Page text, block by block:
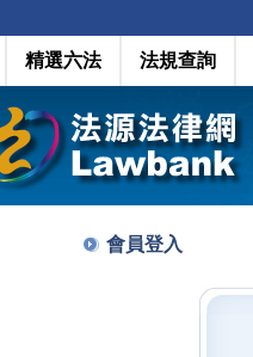
精選六法 法規查詢
會員登入